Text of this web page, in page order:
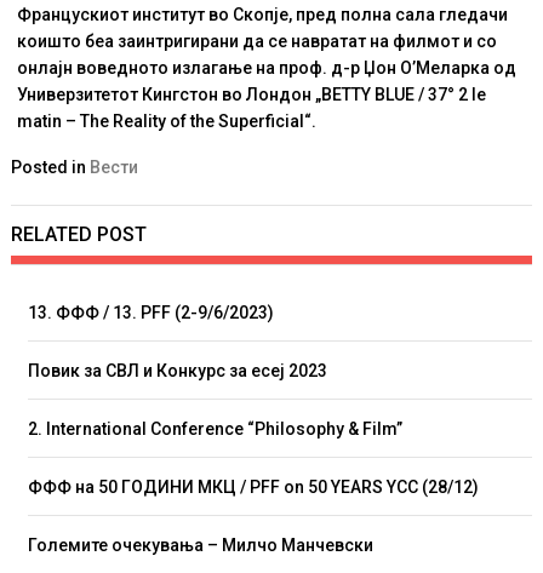
Францускиот институт во Скопје, пред полна сала гледачи
коишто беа заинтригирани да се навратат на филмот и со
онлајн воведното излагање на проф. д-р Џон О’Меларка од
Универзитетот Кингстон во Лондон „BETTY BLUE / 37° 2 le
matin – The Reality of the Superficial“.
Posted in Вести
RELATED POST
13. ФФФ / 13. PFF (2-9/6/2023)
Повик за СВЛ и Конкурс за есеј 2023
2. International Conference “Philosophy & Film”
ФФФ на 50 ГОДИНИ МКЦ / PFF on 50 YEARS YCC (28/12)
Големите очекувања – Милчо Манчевски